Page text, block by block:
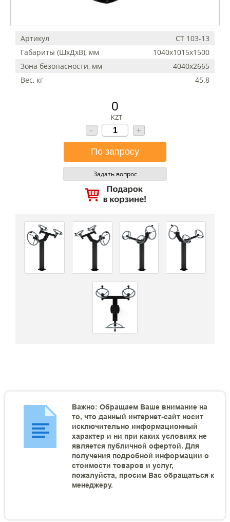
Артикул
СТ 103-13
Габариты (ШхДхВ), мм
1040х1015х1500
Зона безопасности, мм
4040х2665
Вес, кг
45.8
0
KZT
- +
Задать вопрос
Важно: Обращаем Ваше внимание на
то, что данный интернет-сайт носит
исключительно информационный
характер и ни при каких условиях не
является публичной офертой. Для
получения подробной информации о
стоимости товаров и услуг,
пожалуйста, просим Вас обращаться к
менеджеру.